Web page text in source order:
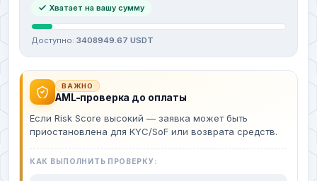
Хватает на вашу сумму
Доступно: 3408949.67 USDT
ВАЖНО
AML-проверка до оплаты
Если Risk Score высокий — заявка может быть
приостановлена для KYC/SoF или возврата средств.
КАК ВЫПОЛНИТЬ ПРОВЕРКУ: